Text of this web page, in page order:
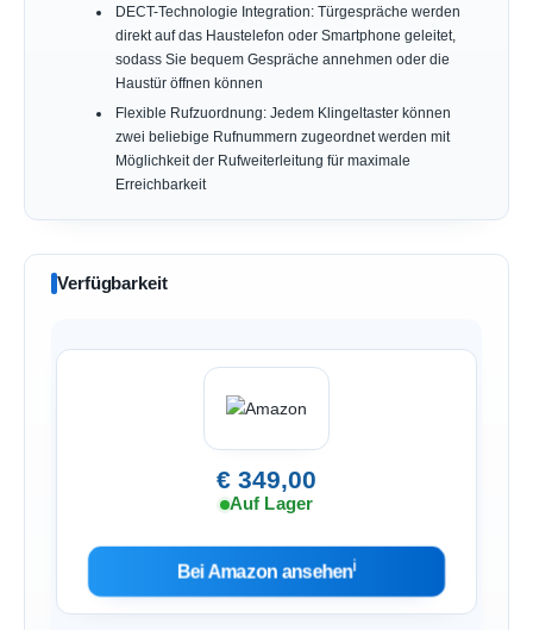
DECT-Technologie Integration: Türgespräche werden
direkt auf das Haustelefon oder Smartphone geleitet,
sodass Sie bequem Gespräche annehmen oder die
Haustür öffnen können
Flexible Rufzuordnung: Jedem Klingeltaster können
zwei beliebige Rufnummern zugeordnet werden mit
Möglichkeit der Rufweiterleitung für maximale
Erreichbarkeit
Verfügbarkeit
€ 349,00
Auf Lager
Bei Amazon ansehenℹ︎